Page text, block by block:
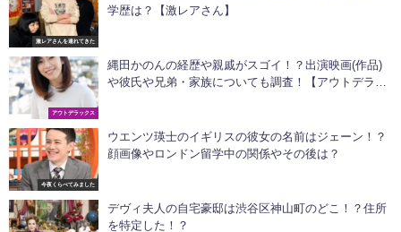
激レアさんを連れてきた
学歴は？【激レアさん】
アウトデラックス
縄田かのんの経歴や親戚がスゴイ！？出演映画(作品)
や彼氏や兄弟・家族についても調査！【アウトデラッ
今夜くらべてみました
ウエンツ瑛士のイギリスの彼女の名前はジェーン！？
顔画像やロンドン留学中の関係やその後は？
デヴィ夫人の自宅豪邸は渋谷区神山町のどこ！？住所
を特定した！？